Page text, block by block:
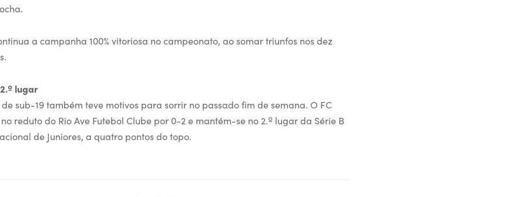
a campanha 100% vitoriosa no campeonato, ao somar triunfos nos dez
lugar
sub-19 também teve motivos para sorrir no passado fim de semana. O FC
reduto do Rio Ave Futebol Clube por 0-2 e mantém-se no 2.º lugar da Série B
de Juniores, a quatro pontos do topo.